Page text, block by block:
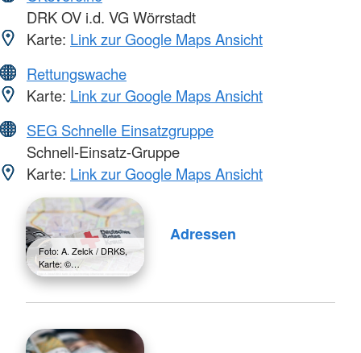
DRK OV i.d. VG Wörrstadt
Karte: Link zur Google Maps Ansicht
Rettungswache
Karte: Link zur Google Maps Ansicht
SEG Schnelle Einsatzgruppe
Schnell-Einsatz-Gruppe
Karte: Link zur Google Maps Ansicht
Foto: A. Zelck / DRKS,
Karte: ©…
Adressen